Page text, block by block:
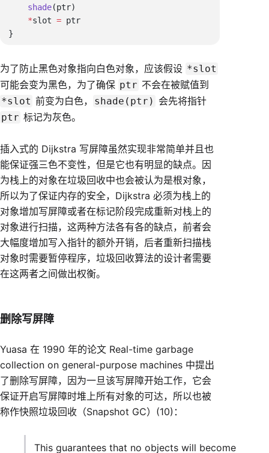
    shade
    *
slot =
为了防止黑色对象指向白色对象，应该假设 *slot
可能会变为黑色，为了确保 ptr 不会在被赋值到
*slot 前变为白色， shade(ptr) 会先将指针
ptr 标记为灰色。
插入式的 Dijkstra 写屏障虽然实现非常简单并且也
能保证强三色不变性，但是它也有明显的缺点。因
为栈上的对象在垃圾回收中也会被认为是根对象，
所以为了保证内存的安全，Dijkstra 必须为栈上的
对象增加写屏障或者在标记阶段完成重新对栈上的
对象进行扫描，这两种方法各有各的缺点，前者会
大幅度增加写入指针的额外开销，后者重新扫描栈
对象时需要暂停程序，垃圾回收算法的设计者需要
在这两者之间做出权衡。
删除写屏障
Yuasa 在 1990 年的论文 Real-time garbage
collection on general-purpose machines 中提出
了删除写屏障，因为一旦该写屏障开始工作，它会
保证开启写屏障时堆上所有对象的可达，所以也被
称作快照垃圾回收（Snapshot GC）(10)：
This guarantees that no objects will become